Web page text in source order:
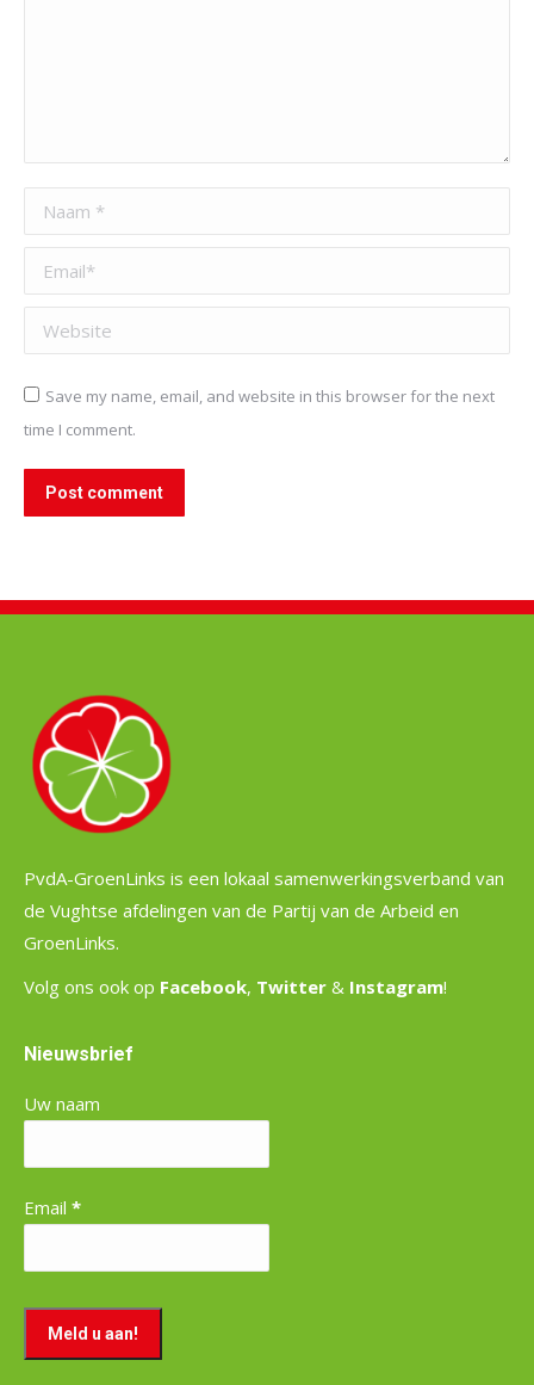
Naam *
Email *
Website
Save my name, email, and website in this browser for the next
time I comment.
Post comment
PvdA-GroenLinks is een lokaal samenwerkingsverband van
de Vughtse afdelingen van de Partij van de Arbeid en
GroenLinks.
Volg ons ook op Facebook, Twitter & Instagram!
Nieuwsbrief
Uw naam
Email *